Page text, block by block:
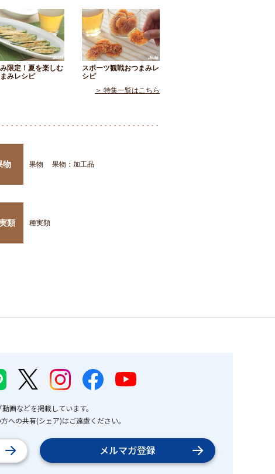
限定！夏を楽しむ
みレシピ
スポーツ観戦おつまみレ
シピ
＞ 特集一覧はこちら
物 果物 果物：加工品
類 種実類
画などを掲載しています。
の共有(シェア)はご遠慮ください。
メルマガ登録